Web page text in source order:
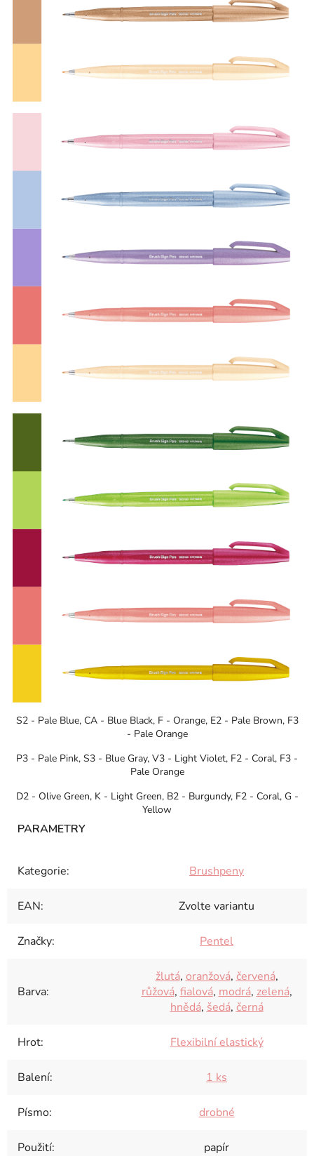
S2 - Pale Blue, CA - Blue Black, F - Orange, E2 - Pale Brown, F3
- Pale Orange
P3 - Pale Pink, S3 - Blue Gray, V3 - Light Violet, F2 - Coral, F3 -
Pale Orange
D2 - Olive Green, K - Light Green, B2 - Burgundy, F2 - Coral, G -
Yellow
Kategorie: Brushpeny
EAN: Zvolte variantu
Značky: Pentel
Barva:
žlutá, oranžová, červená,
růžová, fialová, modrá, zelená,
hnědá, šedá, černá
Hrot: Flexibilní elastický
Balení: 1 ks
Písmo: drobné
Použití: papír